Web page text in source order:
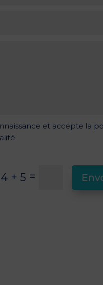
et accepte la
+ 5 =